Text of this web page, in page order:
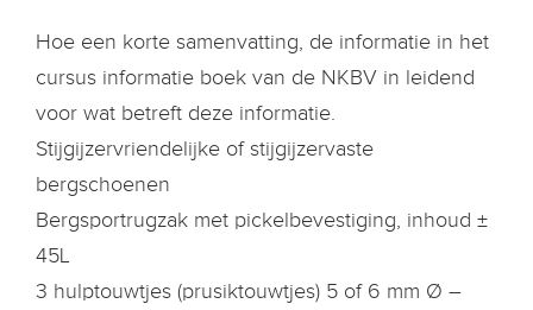
Hoe een korte samenvatting, de informatie in het
cursus informatie boek van de NKBV in leidend
voor wat betreft deze informatie.
Stijgijzervriendelijke of stijgijzervaste
bergschoenen
Bergsportrugzak met pickelbevestiging, inhoud ±
45L
3 hulptouwtjes (prusiktouwtjes) 5 of 6 mm Ø –